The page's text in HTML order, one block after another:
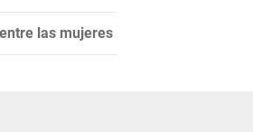
las mujeres